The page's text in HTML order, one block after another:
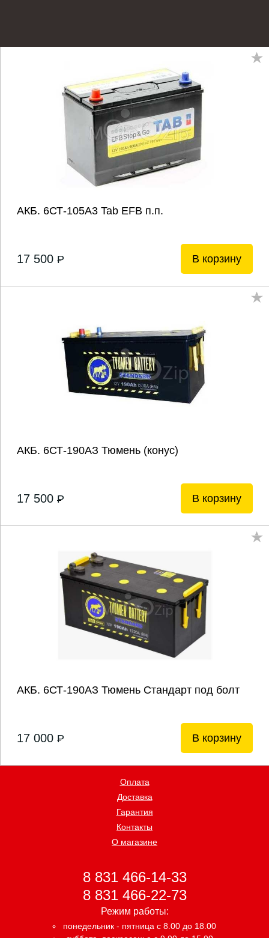
АКБ. 6СТ-105А3 Tab EFB п.п.
17 500 P В корзину
АКБ. 6СТ-190АЗ Тюмень (конус)
17 500 P В корзину
АКБ. 6СТ-190АЗ Тюмень Стандарт под болт
17 000 P В корзину
Оплата
Доставка
Гарантия
Контакты
О магазине
8 831 466-14-33
8 831 466-22-73
Режим работы:
понедельник - пятница с 8.00 до 18.00